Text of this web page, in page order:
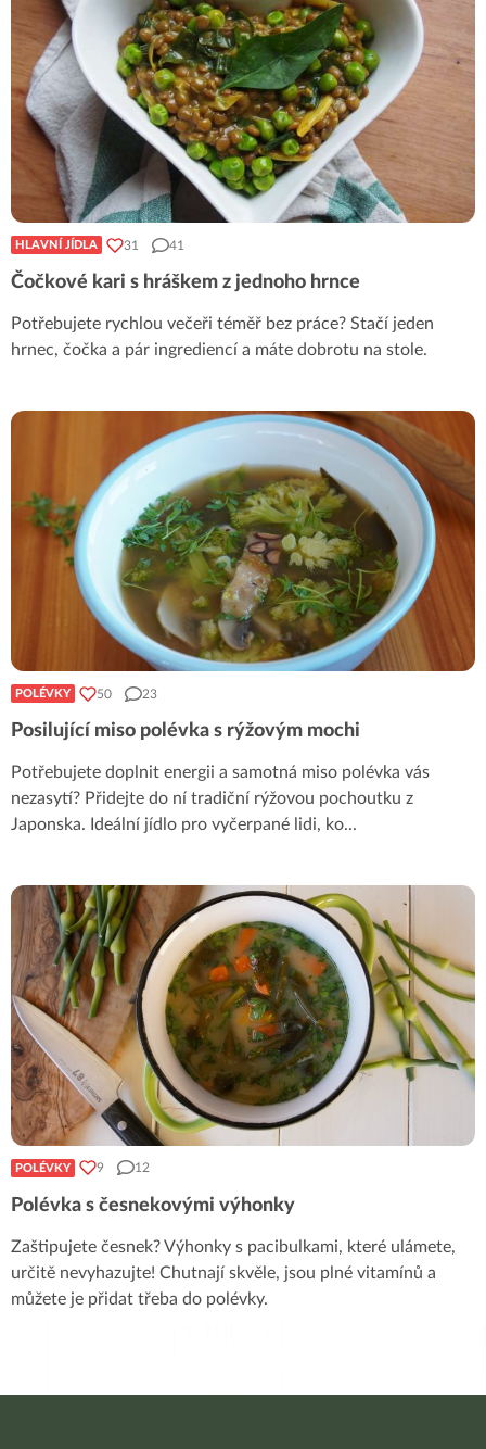
HLAVNÍ JÍDLA 31 41
Čočkové kari s hráškem z jednoho hrnce
Potřebujete rychlou večeři téměř bez práce? Stačí jeden
hrnec, čočka a pár ingrediencí a máte dobrotu na stole.
POLÉVKY 50 23
Posilující miso polévka s rýžovým mochi
Potřebujete doplnit energii a samotná miso polévka vás
nezasytí? Přidejte do ní tradiční rýžovou pochoutku z
Japonska. Ideální jídlo pro vyčerpané lidi, ko...
POLÉVKY 9 12
Polévka s česnekovými výhonky
Zaštipujete česnek? Výhonky s pacibulkami, které ulámete,
určitě nevyhazujte! Chutnají skvěle, jsou plné vitamínů a
můžete je přidat třeba do polévky.